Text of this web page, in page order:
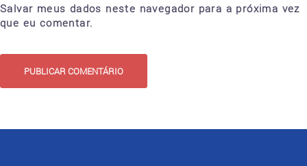
Salvar meus dados neste navegador para a próxima vez
que eu comentar.